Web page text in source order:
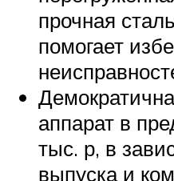
прочная
помогает
аппарат в
тыс. р, в
выпуска и